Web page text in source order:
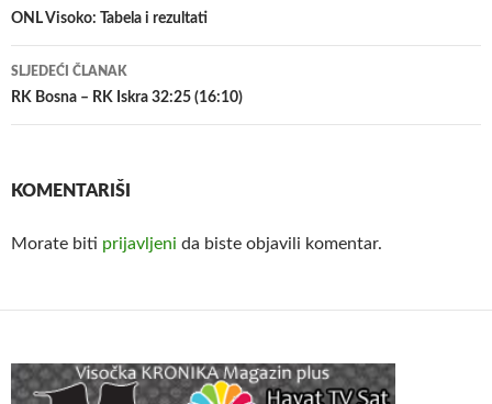
članaka
ONL Visoko: Tabela i rezultati
SLJEDEĆI ČLANAK
RK Bosna – RK Iskra 32:25 (16:10)
KOMENTARIŠI
Morate biti prijavljeni da biste objavili komentar.